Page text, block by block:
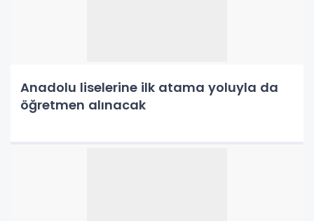
Anadolu liselerine ilk atama yoluyla da
öğretmen alınacak